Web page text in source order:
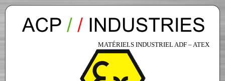
MATÉRIELS INDUSTRIEL ADF – ATEX